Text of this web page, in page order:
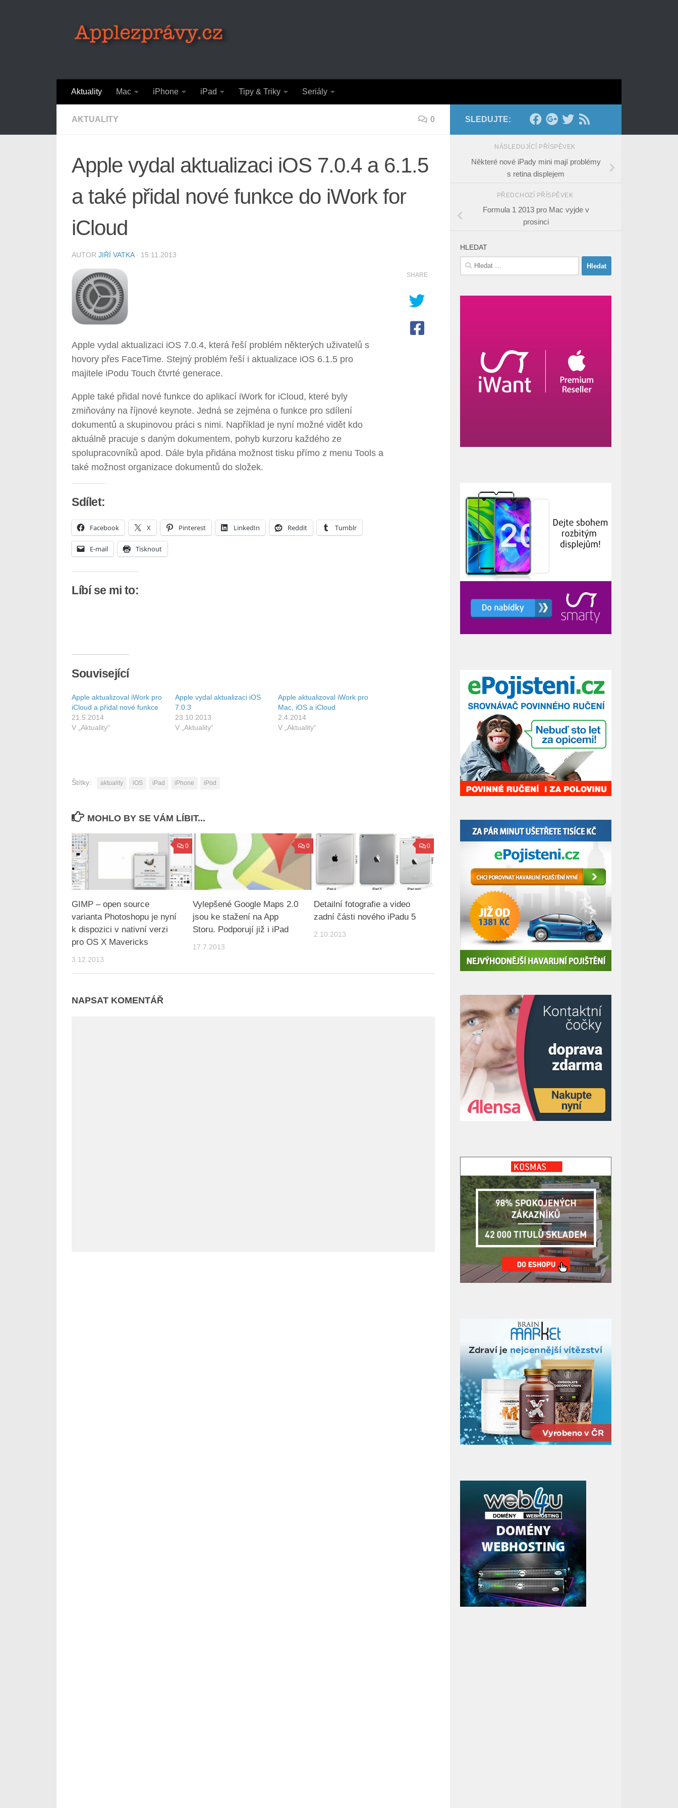
Aktuality Mac iPhone iPad Tipy & Triky Seriály
AKTUALITY 0
Apple vydal aktualizaci iOS 7.0.4 a 6.1.5
a také přidal nové funkce do iWork for
iCloud
AUTOR JIŘÍ VATKA · 15.11.2013
Apple vydal aktualizaci iOS 7.0.4, která řeší problém některých uživatelů s
hovory přes FaceTime. Stejný problém řeší i aktualizace iOS 6.1.5 pro
majitele iPodu Touch čtvrté generace.
Apple také přidal nové funkce do aplikací iWork for iCloud, které byly
zmiňovány na říjnové keynote. Jedná se zejména o funkce pro sdílení
dokumentů a skupinovou práci s nimi. Například je nyní možné vidět kdo
aktuálně pracuje s daným dokumentem, pohyb kurzoru každého ze
spolupracovníků apod. Dále byla přidána možnost tisku přímo z menu Tools a
také možnost organizace dokumentů do složek.
Sdílet:
Facebook X Pinterest LinkedIn Reddit Tumblr
E-mail Tisknout
Líbí se mi to:
Související
Apple aktualizoval iWork pro
iCloud a přidal nové funkce
21.5.2014
V „Aktuality“
Apple vydal aktualizaci iOS
7.0.3
23.10.2013
V „Aktuality“
Apple aktualizoval iWork pro
Mac, iOS a iCloud
2.4.2014
V „Aktuality“
SHARE
Štítky: aktuality iOS iPad iPhone iPod
MOHLO BY SE VÁM LÍBIT...
0
GIMP – open source
varianta Photoshopu je nyní
k dispozici v nativní verzi
pro OS X Mavericks
3.12.2013
0
Vylepšené Google Maps 2.0
jsou ke stažení na App
Storu. Podporují již i iPad
17.7.2013
0
Detailní fotografie a video
zadní části nového iPadu 5
2.10.2013
NAPSAT KOMENTÁŘ
SLEDUJTE:
NÁSLEDUJÍCÍ PŘÍSPĚVEK
Některé nové iPady mini mají problémy
s retina displejem
PŘEDCHOZÍ PŘÍSPĚVEK
Formula 1 2013 pro Mac vyjde v
prosinci
HLEDAT
Vyhledávání